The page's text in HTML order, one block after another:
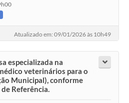
Atualizado em: 09/01/2026 às 10h49
especializada na
veterinários para o
Municipal), conforme
Referência.